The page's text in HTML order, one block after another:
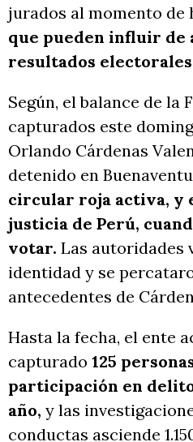
jurados al momento de
que pueden influir de
resultados
Según, el balance de la
capturados este
Orlando Cárdenas
detenido en
circular roja activa, y
justicia de Perú,
votar. Las autoridades
identidad y se
antecedentes de
Hasta la fecha, el ente
capturado 125
participación en
año, y las
conductas asciende